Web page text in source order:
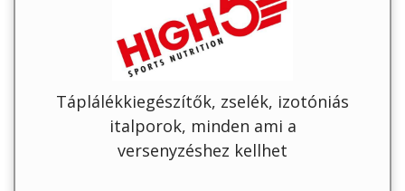
Táplálékkiegészítők, zselék, izotóniás
italporok, minden ami a
versenyzéshez kellhet